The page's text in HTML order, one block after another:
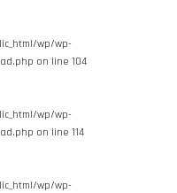
wp/wp-
on line 104
wp/wp-
on line 114
wp/wp-